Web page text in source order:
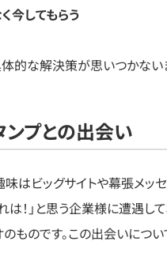
く今してもらう
的な解決策が思いつかない
ンプとの出会い
はビッグサイトや幕張メッ
は！」と思う企業様に遭遇し
ものです。この出会いにつ